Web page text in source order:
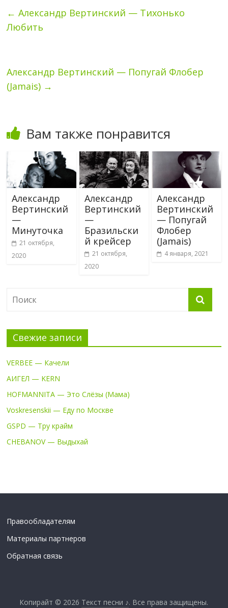
← Александр Вертинский — Тихонько
Любить
Александр Вертинский — Попугай Флобер
(Jamais) →
Вам также понравится
Александр
Вертинский
—
Минуточка
21 октября,
2020
Александр
Вертинский
—
Бразильски
й крейсер
21 октября,
2020
Александр
Вертинский
— Попугай
Флобер
(Jamais)
4 января, 2021
Свежие записи
VERBEE — Качели
АИГЕЛ — KERN
HOFMANNITA — Это Слёзы (Мама)
Voskresenskii — Еду по Москве
GSPD — Тру крайм
CHEBANOV — Выдыхай
Правообладателям
Материалы партнеров
Обратная связь
Копирайт © 2026 Текст песни ♪. Все права защищены.